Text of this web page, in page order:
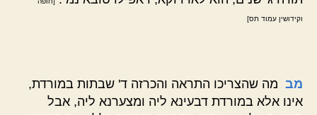
וקידושין עמוד תס]
מב מה שהצריכו התראה והכרזה ד' שבתות במורדת,
אינו אלא במורדת דבעינא ליה ומצערנא ליה, אבל